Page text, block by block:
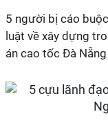
5 người bị cáo
luật về xây dựng
án cao tốc Đà